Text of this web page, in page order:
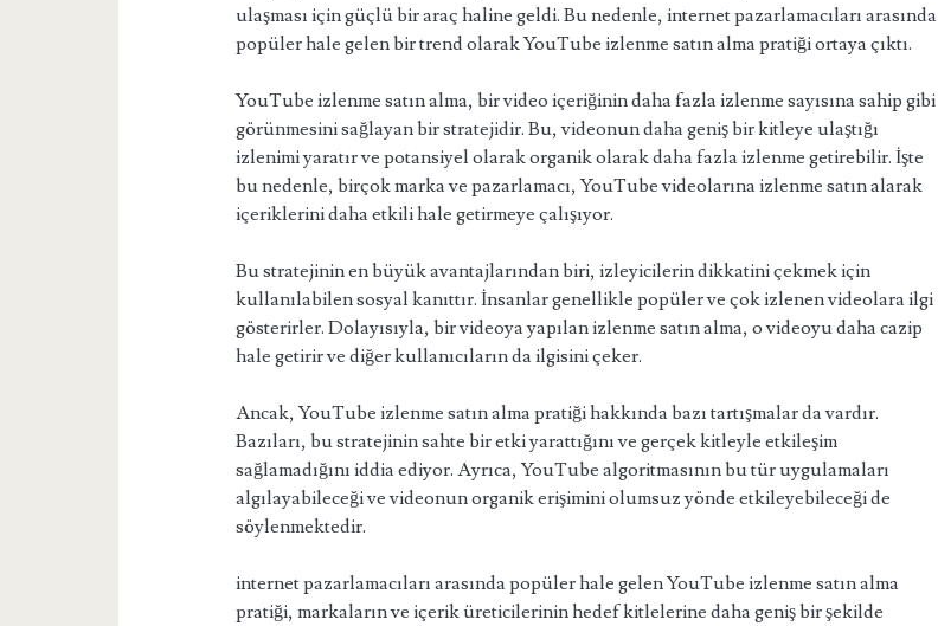
ulaşması için güçlü bir araç haline geldi. Bu nedenle, internet pazarlamacıları arasında
popüler hale gelen bir trend olarak YouTube izlenme satın alma pratiği ortaya çıktı.
YouTube izlenme satın alma, bir video içeriğinin daha fazla izlenme sayısına sahip gibi
görünmesini sağlayan bir stratejidir. Bu, videonun daha geniş bir kitleye ulaştığı
izlenimi yaratır ve potansiyel olarak organik olarak daha fazla izlenme getirebilir. İşte
bu nedenle, birçok marka ve pazarlamacı, YouTube videolarına izlenme satın alarak
içeriklerini daha etkili hale getirmeye çalışıyor.
Bu stratejinin en büyük avantajlarından biri, izleyicilerin dikkatini çekmek için
kullanılabilen sosyal kanıttır. İnsanlar genellikle popüler ve çok izlenen videolara ilgi
gösterirler. Dolayısıyla, bir videoya yapılan izlenme satın alma, o videoyu daha cazip
hale getirir ve diğer kullanıcıların da ilgisini çeker.
Ancak, YouTube izlenme satın alma pratiği hakkında bazı tartışmalar da vardır.
Bazıları, bu stratejinin sahte bir etki yarattığını ve gerçek kitleyle etkileşim
sağlamadığını iddia ediyor. Ayrıca, YouTube algoritmasının bu tür uygulamaları
algılayabileceği ve videonun organik erişimini olumsuz yönde etkileyebileceği de
söylenmektedir.
internet pazarlamacıları arasında popüler hale gelen YouTube izlenme satın alma
pratiği, markaların ve içerik üreticilerinin hedef kitlelerine daha geniş bir şekilde